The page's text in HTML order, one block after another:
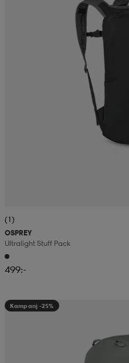
(1)
OSPREY
Ultralight Stuff Pack
499:-
Kampanj -25%